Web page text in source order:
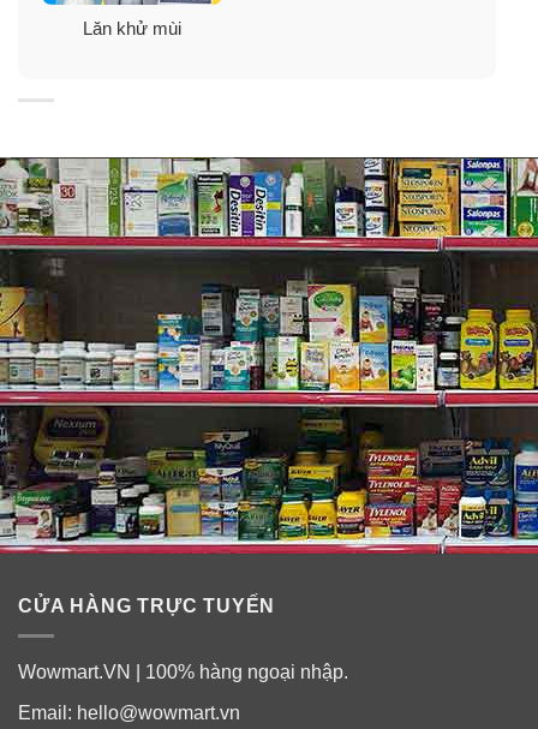
– Lăn trực tiếp lên da.
– Thường xuyên sử dụng để đạt hiệu quả.
Lăn khử mùi
CỬA HÀNG TRỰC TUYẾN
Wowmart.VN | 100% hàng ngoại nhập.
Email: hello@wowmart.vn